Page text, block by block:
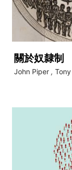
關於奴隸制
John Piper ,